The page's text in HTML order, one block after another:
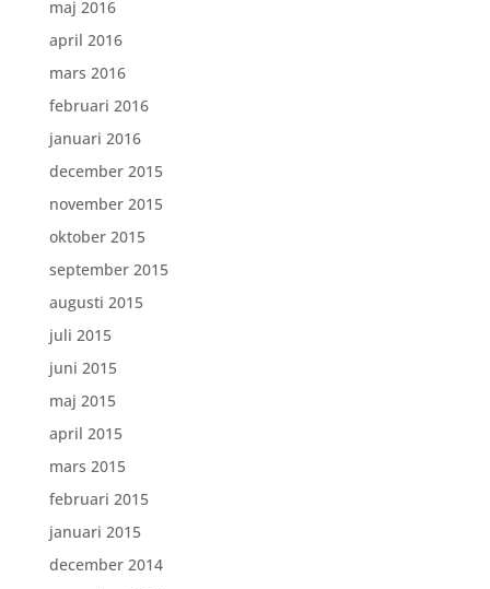
maj 2016
april 2016
mars 2016
februari 2016
januari 2016
december 2015
november 2015
oktober 2015
september 2015
augusti 2015
juli 2015
juni 2015
maj 2015
april 2015
mars 2015
februari 2015
januari 2015
december 2014